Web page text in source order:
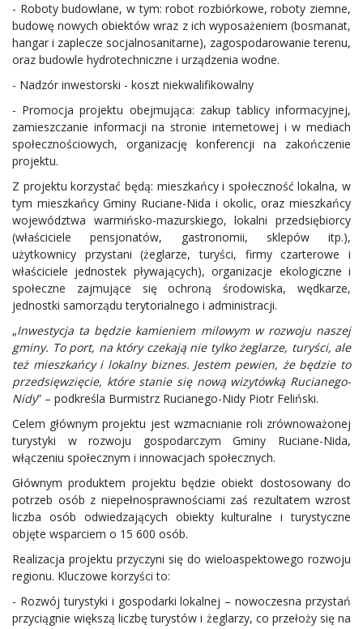
- Roboty budowlane, w tym: robot rozbiórkowe, roboty ziemne,
budowę nowych obiektów wraz z ich wyposażeniem (bosmanat,
hangar i zaplecze socjalnosanitarne), zagospodarowanie terenu,
oraz budowle hydrotechniczne i urządzenia wodne.
- Nadzór inwestorski - koszt niekwalifikowalny
- Promocja projektu obejmująca: zakup tablicy informacyjnej,
zamieszczanie informacji na stronie internetowej i w mediach
społecznościowych, organizację konferencji na zakończenie
projektu.
Z projektu korzystać będą: mieszkańcy i społeczność lokalna, w
tym mieszkańcy Gminy Ruciane-Nida i okolic, oraz mieszkańcy
województwa warmińsko-mazurskiego, lokalni przedsiębiorcy
(właściciele pensjonatów, gastronomii, sklepów itp.),
użytkownicy przystani (żeglarze, turyści, firmy czarterowe i
właściciele jednostek pływających), organizacje ekologiczne i
społeczne zajmujące się ochroną środowiska, wędkarze,
jednostki samorządu terytorialnego i administracji.
„Inwestycja ta będzie kamieniem milowym w rozwoju naszej
gminy. To port, na który czekają nie tylko żeglarze, turyści, ale
też mieszkańcy i lokalny biznes. Jestem pewien, że będzie to
przedsięwzięcie, które stanie się nową wizytówką Rucianego-
Nidy” – podkreśla Burmistrz Rucianego-Nidy Piotr Feliński.
Celem głównym projektu jest wzmacnianie roli zrównoważonej
turystyki w rozwoju gospodarczym Gminy Ruciane-Nida,
włączeniu społecznym i innowacjach społecznych.
Głównym produktem projektu będzie obiekt dostosowany do
potrzeb osób z niepełnosprawnościami zaś rezultatem wzrost
liczba osób odwiedzających obiekty kulturalne i turystyczne
objęte wsparciem o 15 600 osób.
Realizacja projektu przyczyni się do wieloaspektowego rozwoju
regionu. Kluczowe korzyści to:
- Rozwój turystyki i gospodarki lokalnej – nowoczesna przystań
przyciągnie większą liczbę turystów i żeglarzy, co przełoży się na